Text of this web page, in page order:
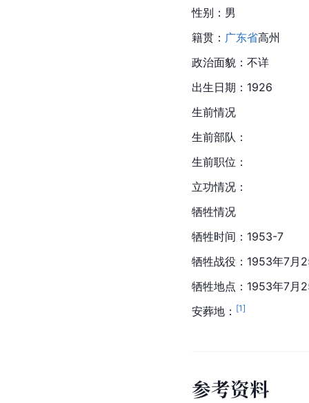
性别：男
籍贯： 广东省高州
政治面貌：不详
出生日期：1926
生前情况
生前部队：
生前职位：
立功情况：
牺牲情况
牺牲时间：1953-7
牺牲战役：1953年7月
牺牲地点：1953年7月
安葬地： [1]
参考资料